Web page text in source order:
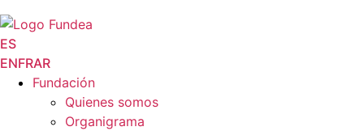
ES
ENFRAR
Fundación
Quienes somos
Organigrama